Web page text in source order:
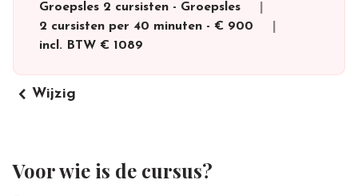
Groepsles 2 cursisten - Groepsles
2 cursisten per 40 minuten - € 900
incl. BTW € 1089
keyboard_arrow_left Wijzig
Voor wie is de cursus?